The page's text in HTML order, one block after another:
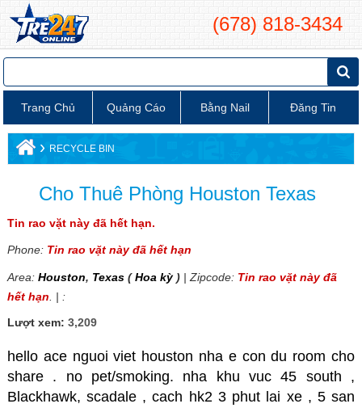
(678) 818-3434
Trang Chủ Quảng Cáo Bằng Nail Đăng Tin
› RECYCLE BIN
Cho Thuê Phòng Houston Texas
Tin rao vặt này đã hết hạn.
Phone: Tin rao vặt này đã hết hạn
Area: Houston, Texas(Hoa kỳ)| Zipcode: Tin rao vặt này đã
hết hạn . | :
Lượt xem: 3,209
hello ace nguoi viet houston nha e con du room cho
share . no pet/smoking. nha khu vuc 45 south ,
Blackhawk, scadale , cach hk2 3 phut lai xe , 5 san